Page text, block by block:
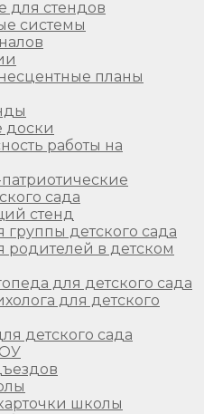
для стендов
системы
планы
доски
работы на
сада
стенд
группы детского сада
родителей в детском
для детского сада
для детского
детского сада
школы